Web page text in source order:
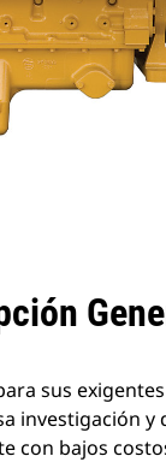
sus
investigación
con bajos